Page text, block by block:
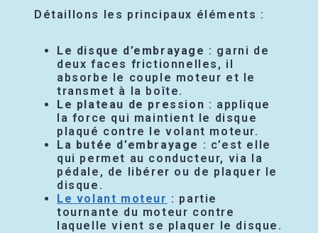
Détaillons les principaux éléments :
Le disque d’embrayage : garni de
deux faces frictionnelles, il
absorbe le couple moteur et le
transmet à la boîte.
Le plateau de pression : applique
la force qui maintient le disque
plaqué contre le volant moteur.
La butée d’embrayage : c’est elle
qui permet au conducteur, via la
pédale, de libérer ou de plaquer le
disque.
Le volant moteur : partie
tournante du moteur contre
laquelle vient se plaquer le disque.